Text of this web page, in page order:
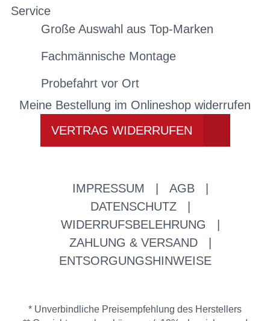
Service
Große Auswahl aus Top-Marken
Fachmännische Montage
Probefahrt vor Ort
Meine Bestellung im Onlineshop widerrufen
VERTRAG WIDERRUFEN
IMPRESSUM AGB
DATENSCHUTZ
WIDERRUFSBELEHRUNG
ZAHLUNG & VERSAND
ENTSORGUNGSHINWEISE
* Unverbindliche Preisempfehlung des Herstellers